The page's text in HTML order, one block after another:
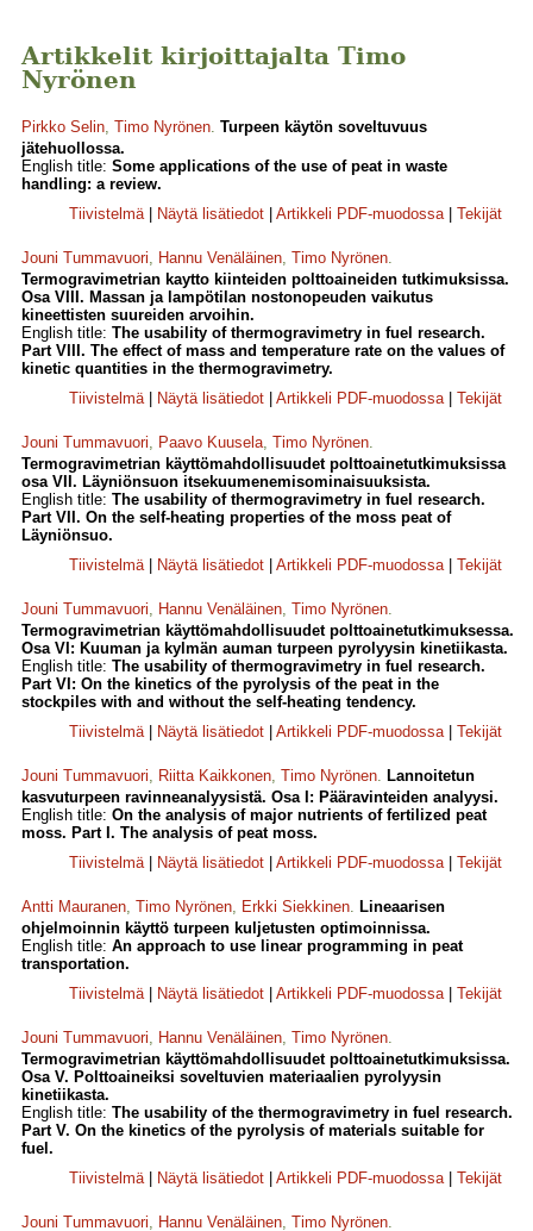
Artikkelit kirjoittajalta Timo
Nyrönen
Pirkko Selin, Timo Nyrönen. Turpeen käytön soveltuvuus
jätehuollossa.
English title: Some applications of the use of peat in waste
handling: a review.
Tiivistelmä| Näytä lisätiedot Artikkeli PDF-muodossa| Tekijät
Jouni Tummavuori, Hannu Venäläinen, Timo Nyrönen.
Termogravimetrian kaytto kiinteiden polttoaineiden tutkimuksissa.
Osa VIII. Massan ja lampötilan nostonopeuden vaikutus
kineettisten suureiden arvoihin.
English title: The usability of thermogravimetry in fuel research.
Part VIII. The effect of mass and temperature rate on the values of
kinetic quantities in the thermogravimetry.
Tiivistelmä| Näytä lisätiedot Artikkeli PDF-muodossa| Tekijät
Jouni Tummavuori, Paavo Kuusela, Timo Nyrönen.
Termogravimetrian käyttömahdollisuudet polttoainetutkimuksissa
osa VII. Läyniönsuon itsekuumenemisominaisuuksista.
English title: The usability of thermogravimetry in fuel research.
Part VII. On the self-heating properties of the moss peat of
Läyniönsuo.
Tiivistelmä| Näytä lisätiedot Artikkeli PDF-muodossa| Tekijät
Jouni Tummavuori, Hannu Venäläinen, Timo Nyrönen.
Termogravimetrian käyttömahdollisuudet polttoainetutkimuksessa.
Osa VI: Kuuman ja kylmän auman turpeen pyrolyysin kinetiikasta.
English title: The usability of thermogravimetry in fuel research.
Part VI: On the kinetics of the pyrolysis of the peat in the
stockpiles with and without the self-heating tendency.
Tiivistelmä| Näytä lisätiedot Artikkeli PDF-muodossa| Tekijät
Jouni Tummavuori, Riitta Kaikkonen, Timo Nyrönen. Lannoitetun
kasvuturpeen ravinneanalyysistä. Osa I: Pääravinteiden analyysi.
English title: On the analysis of major nutrients of fertilized peat
moss. Part I. The analysis of peat moss.
Tiivistelmä| Näytä lisätiedot Artikkeli PDF-muodossa| Tekijät
Antti Mauranen, Timo Nyrönen, Erkki Siekkinen. Lineaarisen
ohjelmoinnin käyttö turpeen kuljetusten optimoinnissa.
English title: An approach to use linear programming in peat
transportation.
Tiivistelmä| Näytä lisätiedot Artikkeli PDF-muodossa| Tekijät
Jouni Tummavuori, Hannu Venäläinen, Timo Nyrönen.
Termogravimetrian käyttömahdollisuudet polttoainetutkimuksissa.
Osa V. Polttoaineiksi soveltuvien materiaalien pyrolyysin
kinetiikasta.
English title: The usability of the thermogravimetry in fuel research.
Part V. On the kinetics of the pyrolysis of materials suitable for
fuel.
Tiivistelmä| Näytä lisätiedot Artikkeli PDF-muodossa| Tekijät
Jouni Tummavuori, Hannu Venäläinen, Timo Nyrönen.